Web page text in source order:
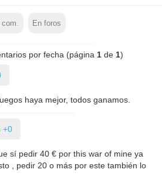
com. En foros
por fecha (página 1de 1)
haya mejor, todos ganamos.
+0
sí pedir 40 € por this war of mine ya
, pedir 20 o más por este también lo